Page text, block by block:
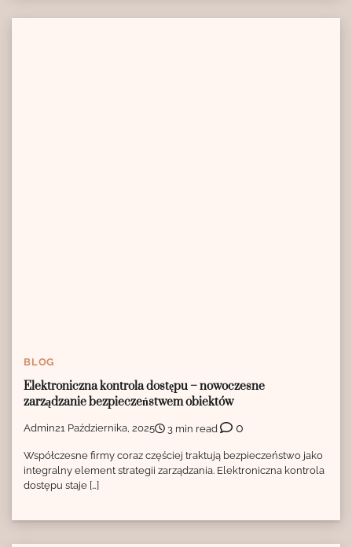
BLOG
Elektroniczna kontrola dostępu – nowoczesne
zarządzanie bezpieczeństwem obiektów
Admin21 Października, 2025 3 min read 0
Współczesne firmy coraz częściej traktują bezpieczeństwo jako
integralny element strategii zarządzania. Elektroniczna kontrola
dostępu staje […]